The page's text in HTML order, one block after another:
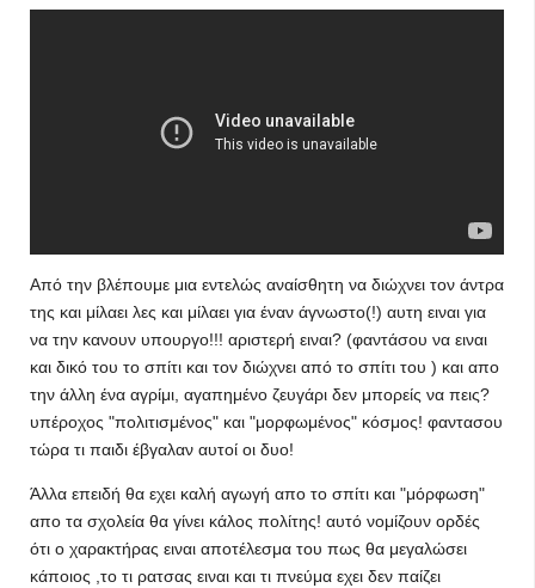
Από την βλέπουμε μια εντελώς αναίσθητη να διώχνει τον άντρα
της και μίλαει λες και μίλαει για έναν άγνωστο(!) αυτη ειναι για
να την κανουν υπουργο!!! αριστερή ειναι? (φαντάσου να ειναι
και δικό του το σπίτι και τον διώχνει από το σπίτι του ) και απο
την άλλη ένα αγρίμι, αγαπημένο ζευγάρι δεν μπορείς να πεις?
υπέροχος "πολιτισμένος" και "μορφωμένος" κόσμος! φαντασου
τώρα τι παιδι έβγαλαν αυτοί οι δυο!
Άλλα επειδή θα εχει καλή αγωγή απο το σπίτι και "μόρφωση"
απο τα σχολεία θα γίνει κάλος πολίτης! αυτό νομίζουν ορδές
ότι ο χαρακτήρας ειναι αποτέλεσμα του πως θα μεγαλώσει
κάποιος ,το τι ρατσας ειναι και τι πνεύμα εχει δεν παίζει